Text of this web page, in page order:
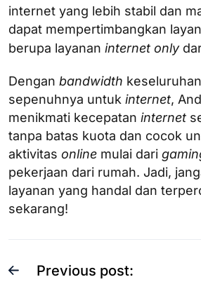
internet yang lebih stabil dan
dapat mempertimbangkan
berupa layanan internet only
Dengan bandwidth
sepenuhnya untuk internet,
menikmati kecepatan internet
tanpa batas kuota dan cocok
aktivitas online mulai dari
pekerjaan dari rumah. Jadi,
layanan yang handal dan
sekarang!
Previous post: